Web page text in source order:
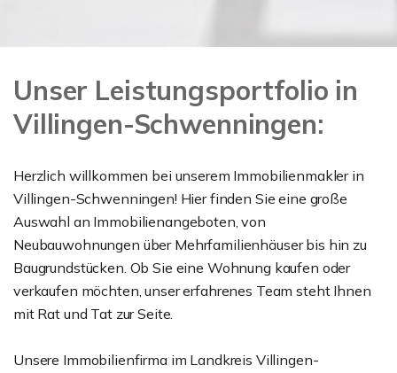
Unser Leistungsportfolio in
Villingen-Schwenningen:
Herzlich willkommen bei unserem Immobilienmakler in
Villingen-Schwenningen! Hier finden Sie eine große
Auswahl an Immobilienangeboten, von
Neubauwohnungen über Mehrfamilienhäuser bis hin zu
Baugrundstücken. Ob Sie eine Wohnung kaufen oder
verkaufen möchten, unser erfahrenes Team steht Ihnen
mit Rat und Tat zur Seite.
Unsere Immobilienfirma im Landkreis Villingen-